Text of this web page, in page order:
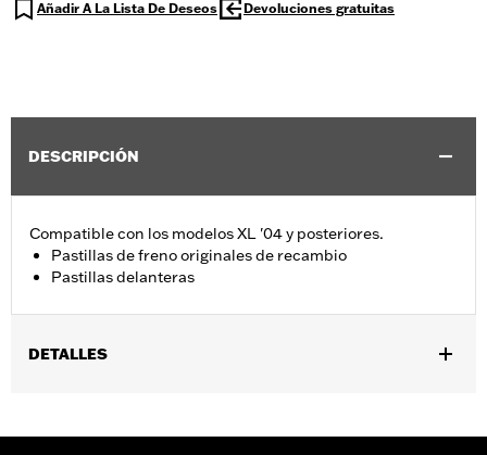
Añadir A La Lista De Deseos Devoluciones gratuitas
DESCRIPCIÓN
Compatible con los modelos XL '04 y posteriores.
Pastillas de freno originales de recambio
Pastillas delanteras
DETALLES